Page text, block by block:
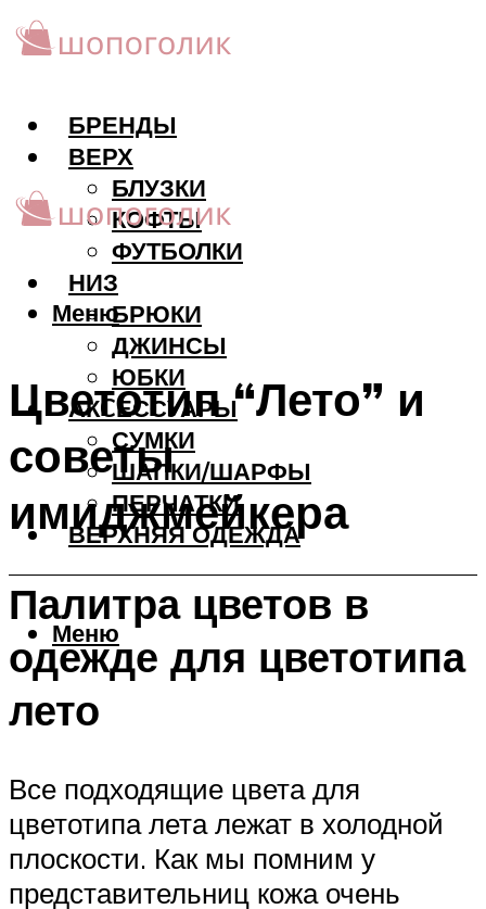
БРЕНДЫ
ВЕРХ
БЛУЗКИ
КОФТЫ
ФУТБОЛКИ
НИЗ
БРЮКИ
ДЖИНСЫ
ЮБКИ
АКCЕССУАРЫ
СУМКИ
ШАПКИ/ШАРФЫ
ПЕРЧАТКИ
ВЕРХНЯЯ ОДЕЖДА
Меню
Меню
Цветотип “Лето” и
советы
имиджмейкера
Палитра цветов в
одежде для цветотипа
лето
Все подходящие цвета для
цветотипа лета лежат в холодной
плоскости. Как мы помним у
представительниц кожа очень